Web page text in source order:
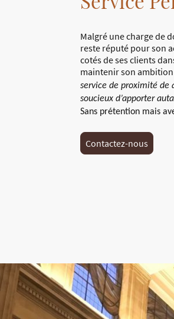
Malgré une charge de
reste réputé pour son
cotés de ses clients
maintenir son
service de proximité de
soucieux d’apporter
Sans prétention mais
Contactez-nous